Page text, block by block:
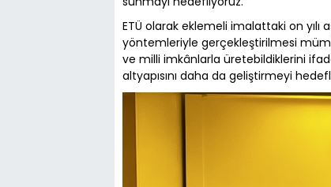
ETÜ olarak eklemeli imalattaki on
yöntemleriyle gerçekleştirilmesi
ve milli imkânlarla üretebildiklerini
altyapısını daha da geliştirmeyi